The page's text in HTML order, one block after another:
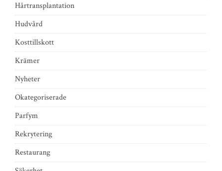
Hårtransplantation
Hudvård
Kosttillskott
Krämer
Nyheter
Okategoriserade
Parfym
Rekrytering
Restaurang